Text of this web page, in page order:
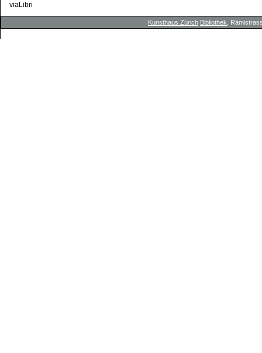
viaLibri
Kunsthaus Zürich Bibliothek ,